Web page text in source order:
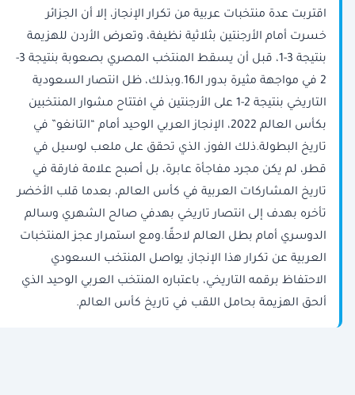
اقتربت عدة منتخبات عربية من تكرار الإنجاز، إلا أن الجزائر
خسرت أمام الأرجنتين بثلاثية نظيفة، وتعرض الأردن للهزيمة
بنتيجة 3-1، قبل أن يسقط المنتخب المصري بصعوبة بنتيجة 3-
2 في مواجهة مثيرة بدور الـ16.وبذلك، ظل انتصار السعودية
التاريخي بنتيجة 2-1 على الأرجنتين في افتتاح مشوار المنتخبين
بكأس العالم 2022، الإنجاز العربي الوحيد أمام “التانغو” في
تاريخ البطولة.ذلك الفوز، الذي تحقق على ملعب لوسيل في
قطر، لم يكن مجرد مفاجأة عابرة، بل أصبح علامة فارقة في
تاريخ المشاركات العربية في كأس العالم، بعدما قلب الأخضر
تأخره بهدف إلى انتصار تاريخي بهدفي صالح الشهري وسالم
الدوسري أمام بطل العالم لاحقًا.ومع استمرار عجز المنتخبات
العربية عن تكرار هذا الإنجاز، يواصل المنتخب السعودي
الاحتفاظ برقمه التاريخي، باعتباره المنتخب العربي الوحيد الذي
ألحق الهزيمة بحامل اللقب في تاريخ كأس العالم.